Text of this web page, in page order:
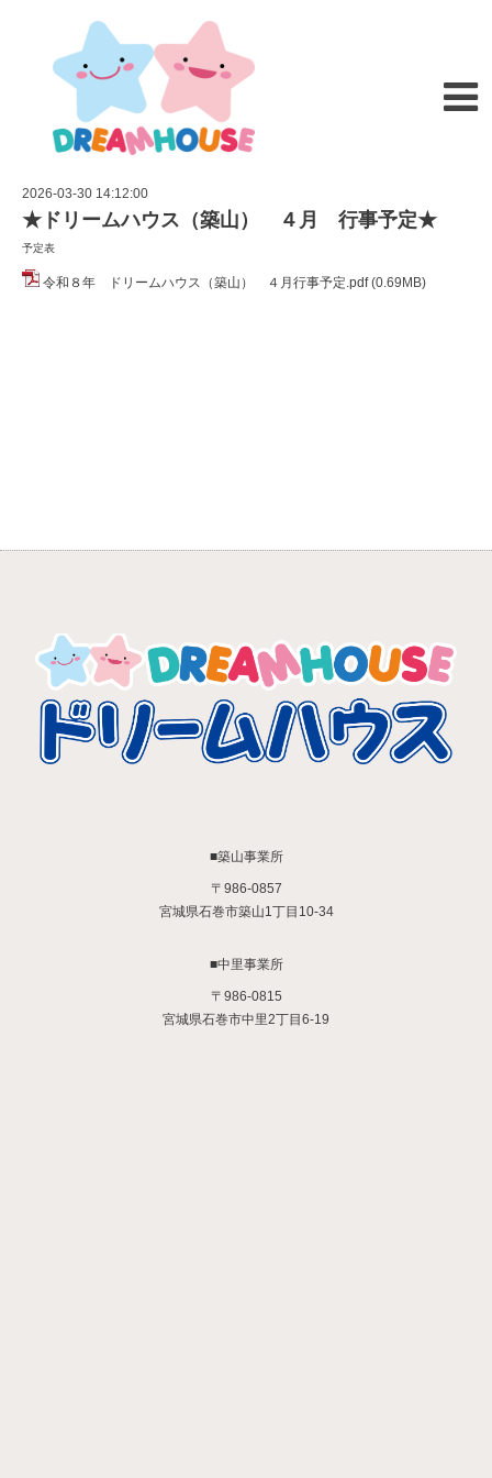
2026-03-30 14:12:00
★ドリームハウス（築山） ４月 行事予定★
予定表
令和８年 ドリームハウス（築山） ４月行事予定.pdf (0.69MB)
■築山事業所
〒986-0857
宮城県石巻市築山1丁目10-34
■中里事業所
〒986-0815
宮城県石巻市中里2丁目6-19